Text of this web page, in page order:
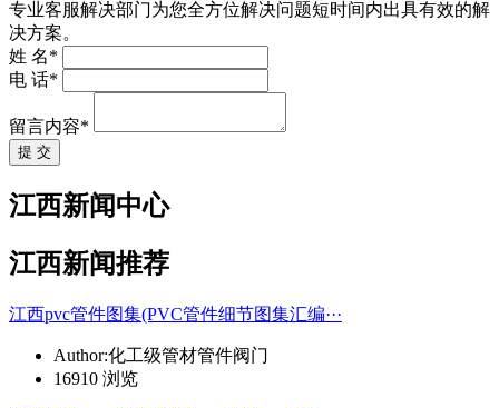
专业客服解决部门为您全方位解决问题短时间内出具有效的解
决方案。
姓 名*
电 话*
留言内容*
提 交
江西新闻中心
江西新闻推荐
江西pvc管件图集(PVC管件细节图集汇编···
Author:化工级管材管件阀门
16910 浏览